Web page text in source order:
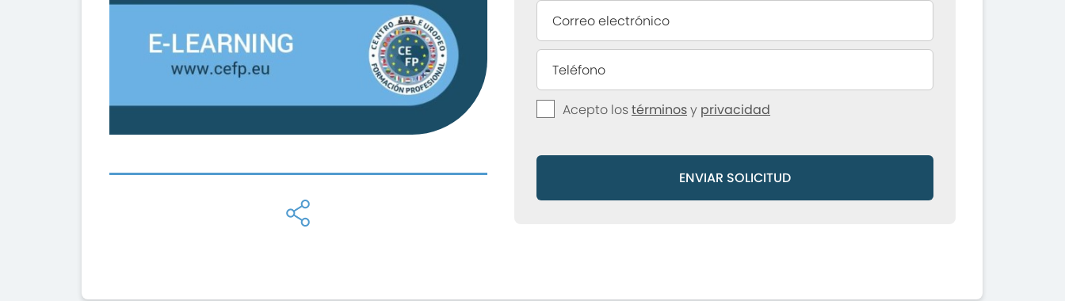
Acepto lostérminosy privacidad
ENVIAR SOLICITUD